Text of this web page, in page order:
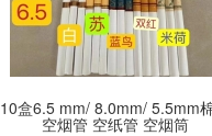
10盒6.5 mm/ 8.0mm/ 5.5mm
空烟管 空纸管 空烟筒